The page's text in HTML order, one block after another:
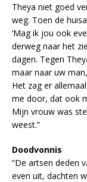
Theya niet goed
weg. Toen de
‘Mag ik jou ook
der­weg naar het
da­gen. Te­gen
maar naar uw
Het zag er
me door, dat ook
Mijn vrouw was
weest.”
Doodvonnis
“De art­sen de­den
even uit, dach­ten